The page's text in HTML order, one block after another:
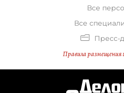
Все
Все
Пресс-
Правила